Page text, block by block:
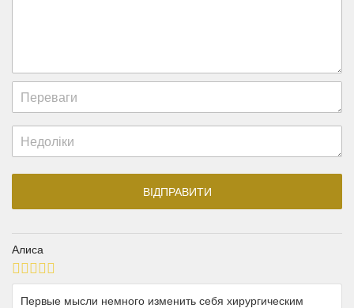
Алиса
Первые мысли немного изменить себя хирургическим